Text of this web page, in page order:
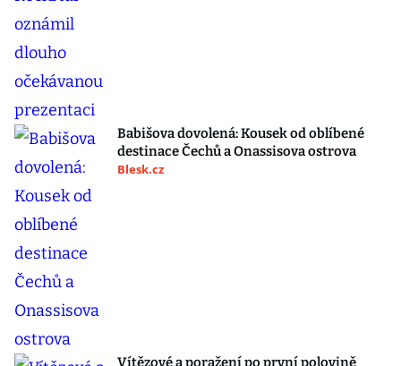
Babišova dovolená: Kousek od oblíbené
destinace Čechů a Onassisova ostrova
Blesk.cz
Vítězové a poražení po první polovině